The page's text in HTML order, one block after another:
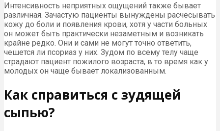
Интенсивность неприятных ощущений также бывает
различная. Зачастую пациенты вынуждены расчесывать
кожу до боли и появления крови, хотя у части больных
он может быть практически незаметным и возникать
крайне редко. Они и сами не могут точно ответить,
чешется ли псориаз у них. Зудом по всему телу чаще
страдают пациент пожилого возраста, в то время как у
молодых он чаще бывает локализованным.
Как справиться с зудящей
сыпью?